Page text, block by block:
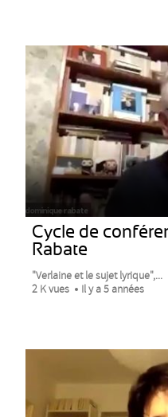
Cycle de
Rabate
"Verlaine et le sujet lyrique",...
2 K vues
Il y a 5 années